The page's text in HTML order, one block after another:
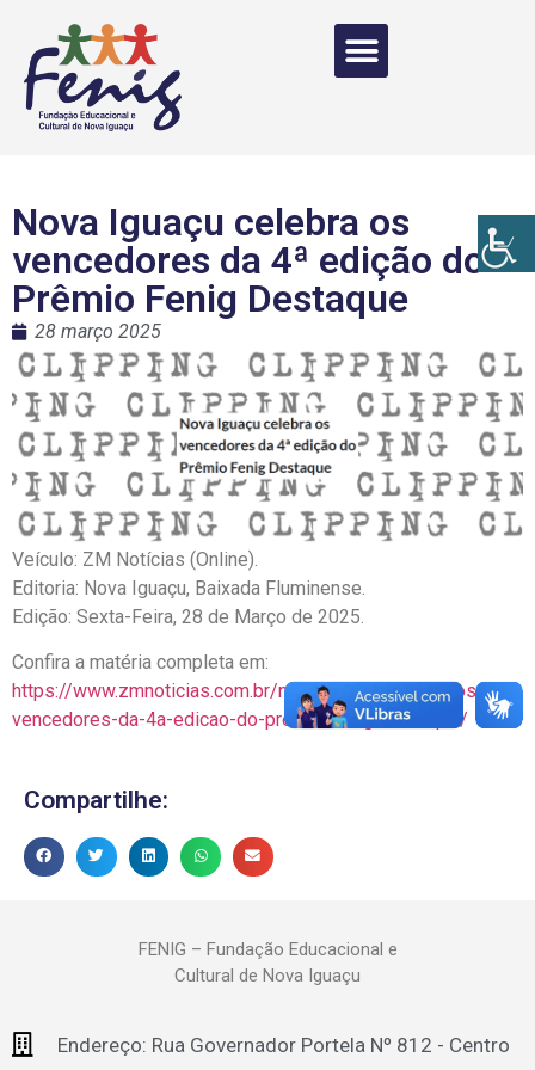
Nova Iguaçu celebra os
vencedores da 4ª edição do
Prêmio Fenig Destaque
28 março 2025
Veículo: ZM Notícias (Online).
Editoria: Nova Iguaçu, Baixada Fluminense.
Edição: Sexta-Feira, 28 de Março de 2025.
Confira a matéria completa em:
https://www.zmnoticias.com.br/nova-iguacu-celebra-os-
vencedores-da-4a-edicao-do-premio-fenig-destaque/
Compartilhe:
FENIG – Fundação Educacional e
Cultural de Nova Iguaçu
Endereço: Rua Governador Portela Nº 812 - Centro